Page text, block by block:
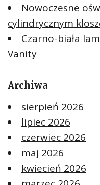
Nowoczesne
cylindrycznym
Czarno-biała
Vanity
Archiwa
sierpień 2026
lipiec 2026
czerwiec 2026
maj 2026
kwiecień 2026